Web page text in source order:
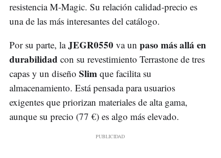
resistencia M-Magic. Su relación calidad-precio es
una de las más interesantes del catálogo.
Por su parte, laJEGR0550 va un paso más allá en
durabilidad con su revestimiento Terrastone de tres
capas y un diseño Slim que facilita su
almacenamiento. Está pensada para usuarios
exigentes que priorizan materiales de alta gama,
aunque su precio (77 €) es algo más elevado.